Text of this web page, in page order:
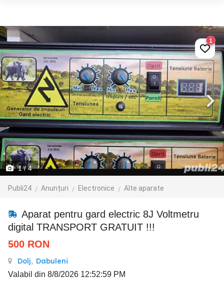
1/ 4
Publi24 Anunțuri Electronice Alte aparate
1
Aparat pentru gard electric 8J Voltmetru
digital TRANSPORT GRATUIT !!!
500 RON
Dolj, Dabuleni
Valabil din 8/8/2026 12:52:59 PM